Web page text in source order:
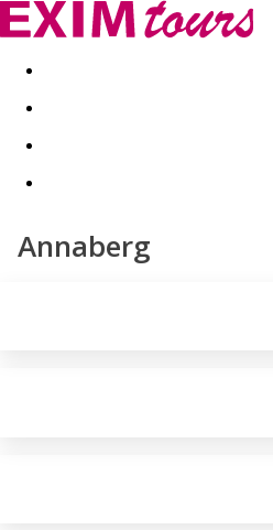
Akční nabídky Last minute
Annaberg